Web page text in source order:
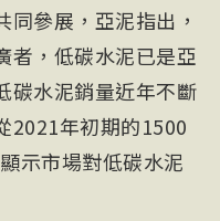
參展，亞泥指出，
者，低碳水泥已是亞
碳水泥銷量近年不斷
2021年初期的1500
示市場對低碳水泥